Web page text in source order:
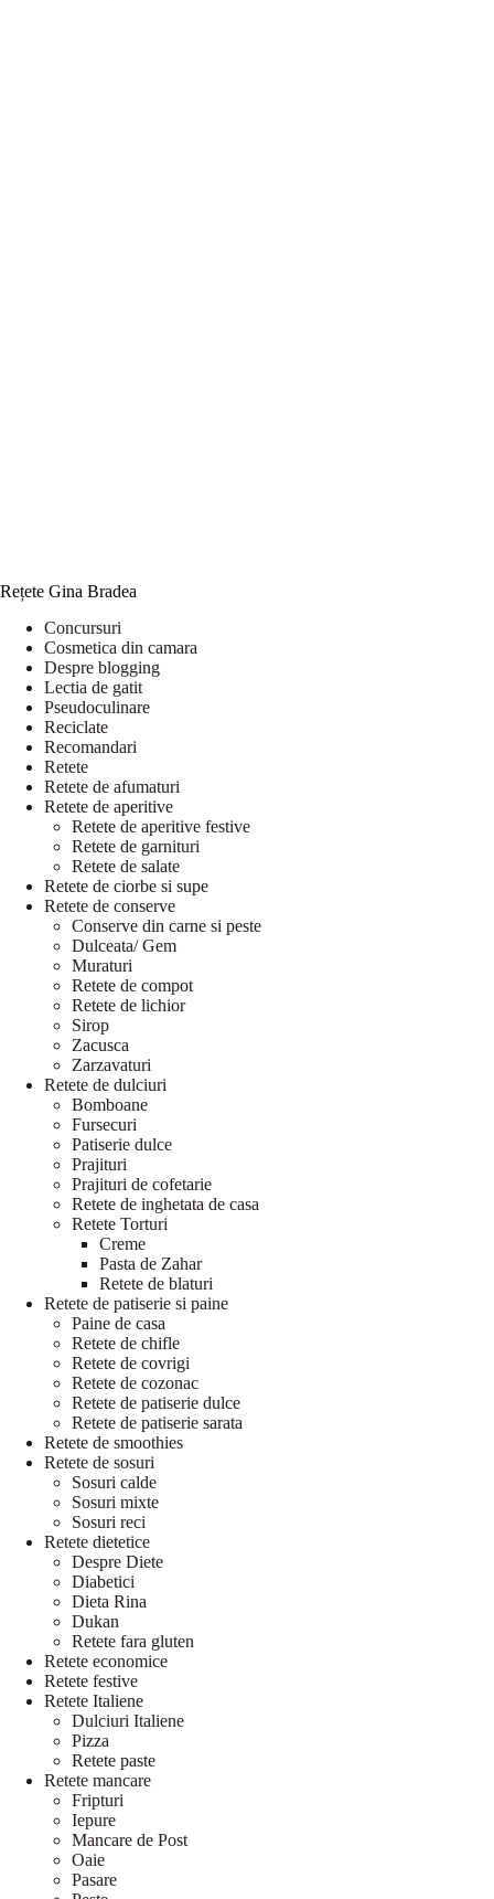
Rețete Gina Bradea
Concursuri
Cosmetica din camara
Despre blogging
Lectia de gatit
Pseudoculinare
Reciclate
Recomandari
Retete
Retete de afumaturi
Retete de aperitive
Retete de aperitive festive
Retete de garnituri
Retete de salate
Retete de ciorbe si supe
Retete de conserve
Conserve din carne si peste
Dulceata/ Gem
Muraturi
Retete de compot
Retete de lichior
Sirop
Zacusca
Zarzavaturi
Retete de dulciuri
Bomboane
Fursecuri
Patiserie dulce
Prajituri
Prajituri de cofetarie
Retete de inghetata de casa
Retete Torturi
Creme
Pasta de Zahar
Retete de blaturi
Retete de patiserie si paine
Paine de casa
Retete de chifle
Retete de covrigi
Retete de cozonac
Retete de patiserie dulce
Retete de patiserie sarata
Retete de smoothies
Retete de sosuri
Sosuri calde
Sosuri mixte
Sosuri reci
Retete dietetice
Despre Diete
Diabetici
Dieta Rina
Dukan
Retete fara gluten
Retete economice
Retete festive
Retete Italiene
Dulciuri Italiene
Pizza
Retete paste
Retete mancare
Fripturi
Iepure
Mancare de Post
Oaie
Pasare